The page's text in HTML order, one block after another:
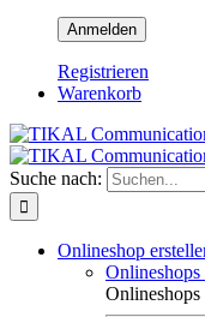
Registrieren
Warenkorb
Suche nach:
Onlineshop
Onlineshops
Onlineshops